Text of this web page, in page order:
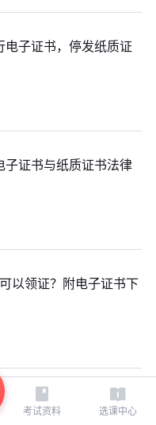
子证书，停发纸质证
子证书与纸质证书法律
以领证？附电子证书下
？中国人事考试网解答
考试资料 选课中心